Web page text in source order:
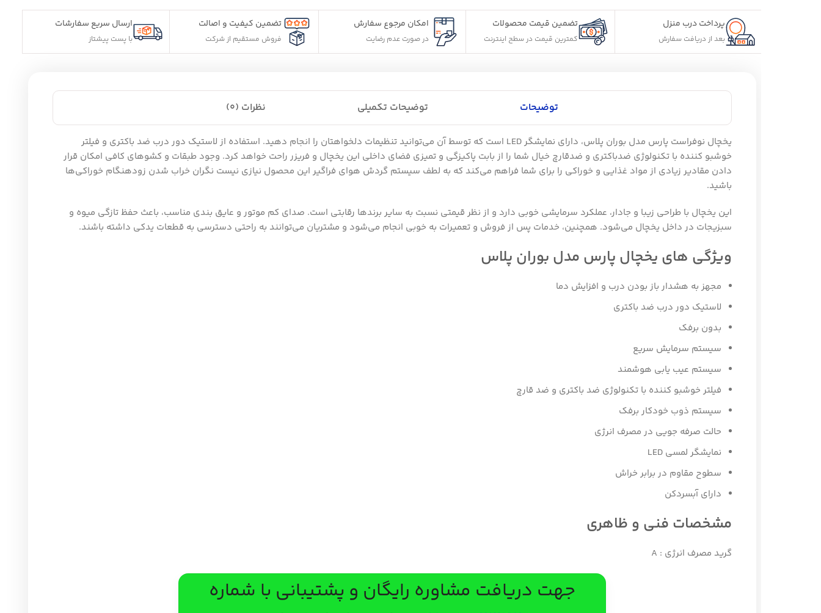
پرداخت درب منزل
بعد از دریافت سفارش
تضمین قیمت محصولات
کمترین قیمت در سطح اینترنت
امکان مرجوع سفارش
در صورت عدم رضایت
تضمین کیفیت و اصالت
فروش مستقیم از شرکت
ارسال سریع سفارشات
با پست پیشتاز
توضیحات تکمیلی
یخچال نوفراست پارس مدل بوران پلاس، دارای نمایشگر LED است که توسط آن می‌توانید تنظیمات دلخواهتان را انجام دهید. استفاده از لاستیک دور درب ضد باکتری و فیلتر
خوشبو کننده با تکنولوژی ضدباکتری و ضدقارچ خیال شما را از بابت پاکیزگی و تمیزی فضای داخلی این یخچال و فریزر راحت خواهد کرد. وجود طبقات و کشوهای کافی امکان قرار
دادن مقادیر زیادی از مواد غذایی و خوراکی را برای شما فراهم می‌کند که به لطف سیستم گردش هوای فراگیر این محصول نیازی نیست نگران خراب شدن زودهنگام خوراکی‌ها
این یخچال با طراحی زیبا و جادار، عملکرد سرمایشی خوبی دارد و از نظر قیمتی نسبت به سایر برندها رقابتی است. صدای کم موتور و عایق بندی مناسب، باعث حفظ تازگی میوه و
سبزیجات در داخل یخچال می‌شود. همچنین، خدمات پس از فروش و تعمیرات به خوبی انجام می‌شود و مشتریان می‌توانند به راحتی دسترسی به قطعات یدکی داشته باشند.
ویژگی های یخچال پارس مدل بوران پلاس
مجهز به هشدار باز بودن درب و افزایش دما
لاستیک دور درب ضد باکتری
سیستم سرمایش سریع
سیستم عیب یابی هوشمند
فیلتر خوشبو کننده با تکنولوژی ضد باکتری و ضد قارچ
سیستم ذوب خودکار برفک
حالت صرفه جویی در مصرف انرژی
نمایشگر لمسی LED
سطوح مقاوم در برابر خراش
دارای آبسردکن
مشخصات فنی و ظاهری
گرید مصرف انرژی : A
جهت دریافت مشاوره رایگان و پشتیبانی با شماره